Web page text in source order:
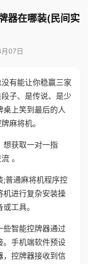
器在哪装(民间实
07日
有能让你稳赢三家
子、是传说、是少
桌上笑到最后的人
麻将机。
想获取一对一指
。
;普通麻将机程序控
机进行复杂安装操
工具。
些智能控牌器通过
。手机端软件预设
，控牌器接收到信